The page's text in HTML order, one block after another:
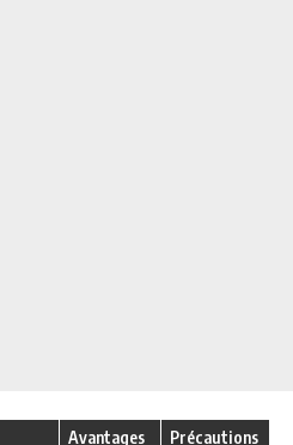
Avantages Précautions